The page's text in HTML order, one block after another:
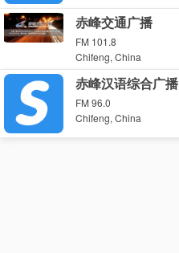
赤峰交通广播
FM 101.8
Chifeng, China
赤峰汉语综合广播
FM 96.0
Chifeng, China